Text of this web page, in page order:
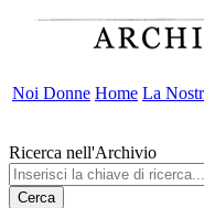
Noi Donne Home La
Ricerca nell'Archivio
Cerca